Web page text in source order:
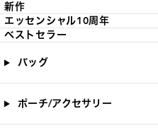
新作
エッセンシャル10周年
ベストセラー
バッグ
ポーチ/アクセサリー